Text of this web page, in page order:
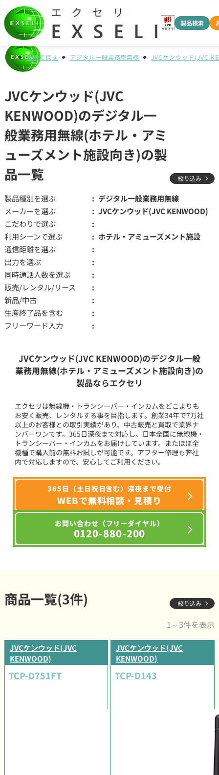
製品検索
種別で探す デジタル一般業務用無線 JVCケンウッド(JVC
JVCケンウッド(JVC
KENWOOD)のデジタル一
般業務用無線(ホテル・アミ
ューズメント施設向き)の製
品一覧
絞り込み
製品種別を選ぶ
デジタル一般業務用無線
メーカーを選ぶ
JVCケンウッド(JVC KENWOOD)
こだわりで選ぶ
利用シーンで選ぶ
ホテル・アミューズメント施設
通信距離を選ぶ
出力を選ぶ
同時通話人数を選ぶ
販売/レンタル/リース
新品/中古
生産終了品を含む
フリーワード入力
JVCケンウッド(JVC KENWOOD)のデジタル一般
業務用無線(ホテル・アミューズメント施設向き)の
製品ならエクセリ
エクセリは無線機・トランシーバー・インカムをどこよりも
お安く販売、レンタルする事を目指します。創業34年で7万社
以上のお客様との取引実績があり、中古販売と買取で業界ナ
ンバーワンです。365日深夜まで対応し、日本全国に無線機・
トランシーバー・インカムをお届けしています。またほぼ全
機種で購入前の無料お試しが可能です。アフター修理も弊社
内で対応しますので、安心してご利用ください。
365日（土日祝日含む）深夜まで受付
WEBで無料相談・見積り
お問い合わせ（フリーダイヤル）
0120-880-200
商品一覧(3件) 絞り込み
1～3件を表示
JVCケンウッド(JVC
KENWOOD)
TCP-D751FT
JVCケンウッド(JVC
KENWOOD)
TCP-D143